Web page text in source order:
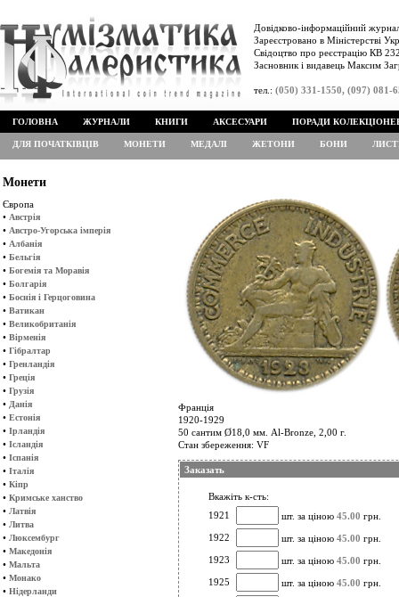
Довідково-інформаційний
Зареєстровано в Міністерстві
Свідоцтво про реєстрацію КВ
Засновник і видавець Максим
тел.: (050) 331-1550, (097) 081-
ГОЛОВНА ЖУРНАЛИ КНИГИ АКСЕСУАРИ ПОРАДИ
ДЛЯ ПОЧАТКІВЦІВ МОНЕТИ МЕДАЛІ ЖЕТОНИ БОНИ
Монети
Європа
• Австрія
• Австро-Угорська імперія
• Албанія
• Бельгія
• Богемія та Моравія
• Болгарія
• Боснія і Герцоговина
• Ватикан
• Великобританія
• Вірменія
• Гібралтар
• Гренландія
• Греція
• Грузія
• Данія
• Естонія
• Ірландія
• Ісландія
• Іспанія
• Італія
• Кіпр
• Кримське ханство
• Латвія
• Литва
• Люксембург
• Македонія
• Мальта
• Монако
• Нідерланди
Франція
1920-1929
50 сантим Ø18,0 мм. Al-Bronze, 2,00 г.
Стан збереження: VF
Заказать
Вкажіть к-сть:
1921
шт. за ціною 45.00 грн.
1922
шт. за ціною 45.00 грн.
1923
шт. за ціною 45.00 грн.
1925
шт. за ціною 45.00 грн.